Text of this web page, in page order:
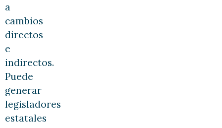
a
cambios
directos
e
indirectos.
Puede
generar
legisladores
estatales